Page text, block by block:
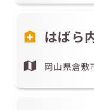
はばら
岡山県倉